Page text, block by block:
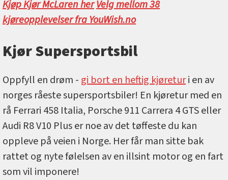
Kjøp Kjør McLaren herVelg mellom 38
kjøreopplevelser fra YouWish.no
Kjør Supersportsbil
Oppfyll en drøm - gi bort en heftig kjøreturi en av
norges råeste supersportsbiler! En kjøretur med en
rå Ferrari 458 Italia, Porsche 911 Carrera 4 GTS eller
Audi R8 V10 Plus er noe av det tøffeste du kan
oppleve på veien i Norge. Her får man sitte bak
rattet og nyte følelsen av en illsint motor og en fart
som vil imponere!